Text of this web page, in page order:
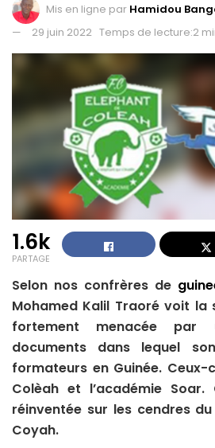
Mis en ligne par Hamidou
29 juin 2022 Temps de lecture:2
1.6k
PARTAGE
Selon nos confrères de
Mohamed Kalil Traoré voit la
fortement menacée par
documents dans lequel
formateurs en Guinée. Ceux-
Colèah et l’académie
réinventée sur les cendres
Coyah.